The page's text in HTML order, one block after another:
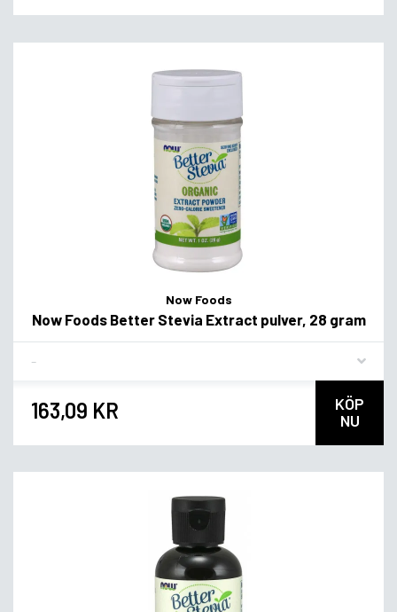
Now Foods
Now Foods Better Stevia Extract pulver, 28 gram
163,09 KR
KÖP
NU